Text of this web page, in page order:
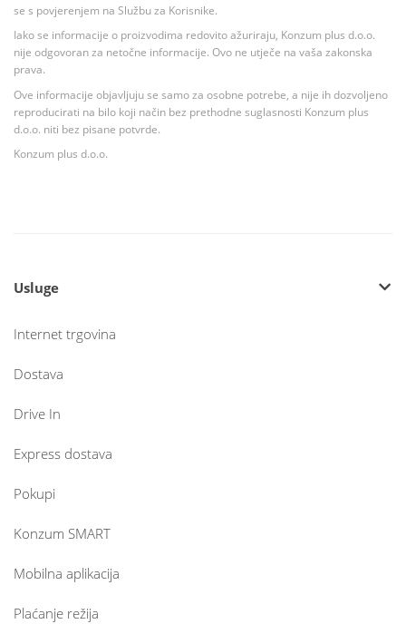
se s povjerenjem na Službu za Korisnike.
Iako se informacije o proizvodima redovito ažuriraju, Konzum plus d.o.o.
nije odgovoran za netočne informacije. Ovo ne utječe na vaša zakonska
prava.
Ove informacije objavljuju se samo za osobne potrebe, a nije ih dozvoljeno
reproducirati na bilo koji način bez prethodne suglasnosti Konzum plus
d.o.o. niti bez pisane potvrde.
Konzum plus d.o.o.
Usluge
Internet trgovina
Dostava
Drive In
Express dostava
Pokupi
Konzum SMART
Mobilna aplikacija
Plaćanje režija